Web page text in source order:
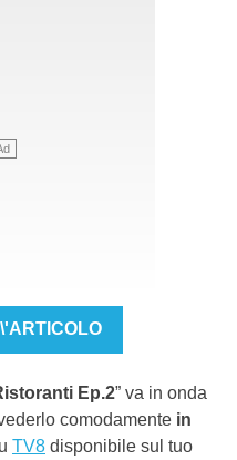
Ep.2” va in onda
comodamente in
TV8 disponibile sul tuo